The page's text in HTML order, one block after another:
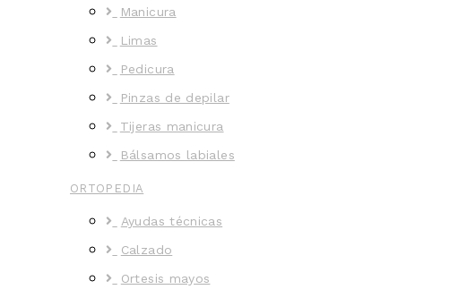
Manicura
Limas
Pedicura
Pinzas de depilar
Tijeras manicura
Bálsamos labiales
ORTOPEDIA
Ayudas técnicas
Calzado
Ortesis mayos